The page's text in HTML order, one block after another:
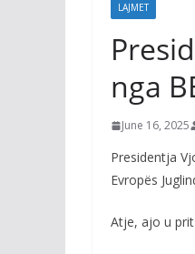
LAJMET
nga
June 16, 2025
Presidentja
Evropës
Atje, ajo u